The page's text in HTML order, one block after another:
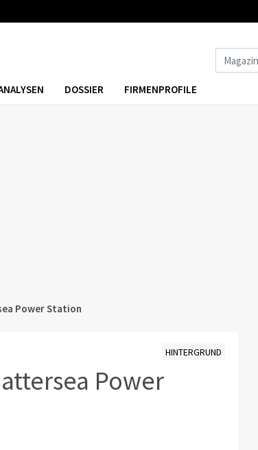
DOSSIER FIRMENPROFILE
Power Station
HINTERGRUND
Power